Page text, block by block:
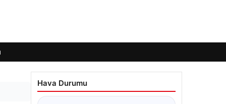
Hava Durumu